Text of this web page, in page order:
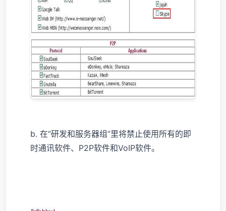
b. 在“研发和服务器组”里将禁止使用所有的即
时通讯软件、P2P软件和VoIP软件。